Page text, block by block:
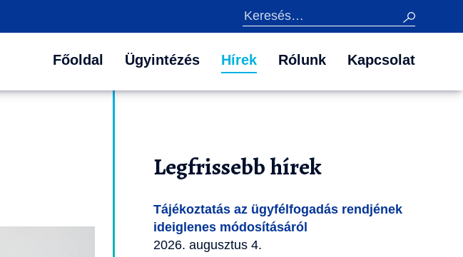
Keresés
Főoldal Ügyintézés Hírek Rólunk Kapcsolat
Legfrissebb hírek
Tájékoztatás az ügyfélfogadás rendjének
ideiglenes módosításáról
2026. augusztus 4.